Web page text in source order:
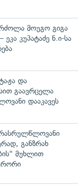
მოუგო გიგა
კუპატაძე ნ.ი-სა
და
გაავრცელა
დააკავეს
განზრახ
მუხლით